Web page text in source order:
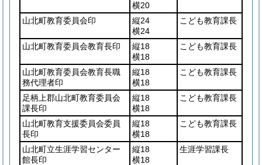
横20
山北町教育委員会印
縦24
横24
こども教育課長
山北町教育委員会教育長印
縦18
横18
こども教育課長
山北町教育委員会教育長職
務代理者印
縦18
横18
こども教育課長
足柄上郡山北町教育委員会
課長印
縦18
横18
こども教育課長
山北町教育支援委員会委員
長印
縦18
横18
こども教育課長
山北町立生涯学習センター
館長印
縦18
横18
生涯学習課長